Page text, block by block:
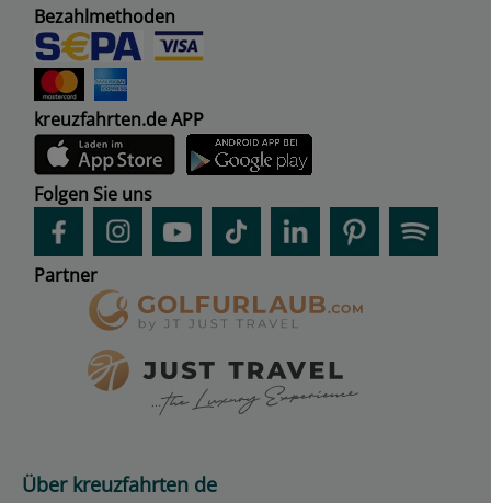
Bezahlmethoden
kreuzfahrten.de APP
Folgen Sie uns
Partner
Über kreuzfahrten de